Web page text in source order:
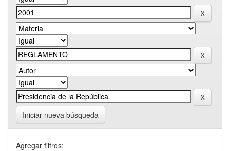
Iniciar nueva búsqueda
Agregar filtros: